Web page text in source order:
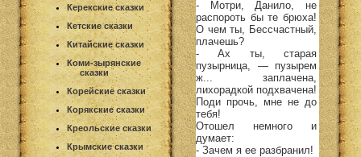
Керекские сказки
Кетские сказки
Китайские сказки
Коми-зырянские
сказки
Корейские сказки
Корякские сказки
Креольские сказки
Крымские сказки
- Мотри, Данило, не
распороть бы те брюха!
О чем ты, Бессчастный,
плачешь?
- Ах ты, старая
пузырница, — пузырем
ж... заплачена,
лихорадкой подхвачена!
Поди прочь, мне не до
тебя!
Отошел немного и
думает:
- Зачем я ее разбранил!